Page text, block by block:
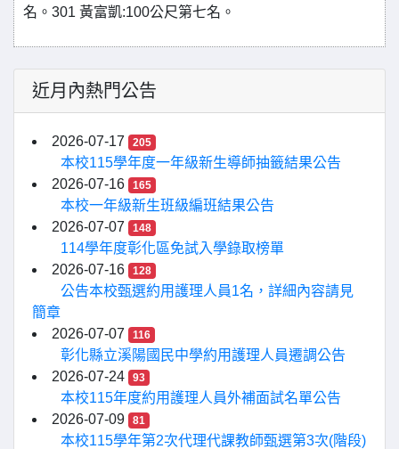
名。301 黃富凱:100公尺第七名。
近月內熱門公告
2026-07-17 205
本校115學年度一年級新生導師抽籤結果公告
2026-07-16
165
本校一年級新生班級編班結果公告
2026-07-07
148
114學年度彰化區免試入學錄取榜單
2026-07-16
128
公告本校甄選約用護理人員1名，詳細內容請見
簡章
2026-07-07
116
彰化縣立溪陽國民中學約用護理人員遷調公告
2026-07-24
93
本校115年度約用護理人員外補面試名單公告
2026-07-09
81
本校115學年第2次代理代課教師甄選第3次(階段)